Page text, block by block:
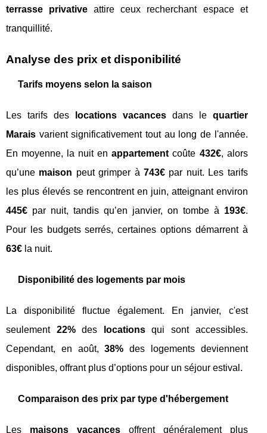
terrasse privative attire ceux recherchant espace et
tranquillité.
Analyse des prix et disponibilité
Tarifs moyens selon la saison
Les tarifs des locations vacancesdans le quartier
Marais varient significativement tout au long de l'année.
En moyenne, la nuit enappartement coûte 432€, alors
qu’une maison peut grimper à743€ par nuit. Les tarifs
les plus élevés se rencontrent en juin, atteignant environ
445€ par nuit, tandis qu’en janvier, on tombe à 193€.
Pour les budgets serrés, certaines options démarrent à
63€ la nuit.
Disponibilité des logements par mois
La disponibilité fluctue également. En janvier, c'est
seulement 22%des locationsqui sont accessibles.
Cependant, en août,38% des logements deviennent
disponibles, offrant plus d’options pour un séjour estival.
Comparaison des prix par type d'hébergement
Les maisons vacancesoffrent généralement plus